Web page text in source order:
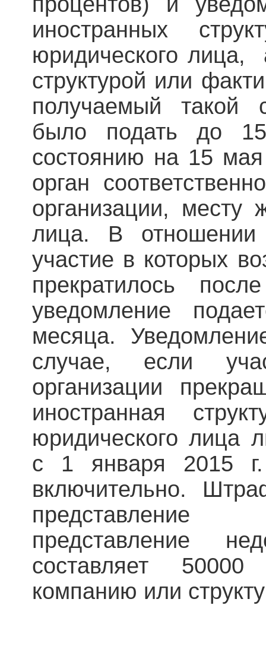
иностранных
юридического лица,
структурой или
получаемый такой
было подать до
состоянию на 15
орган
организации, месту
лица. В отношении
участие в которых
прекратилось
уведомление
месяца.
случае, если
организации
иностранная
юридического лица
с 1 января 2015
включительно.
представление
составляет
компанию или